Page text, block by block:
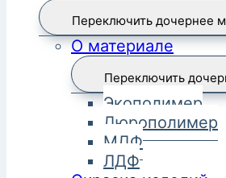
Переключить дочернее
О материале
Переключить
Экополимер
Дюрополимер
МДФ
ЛДФ